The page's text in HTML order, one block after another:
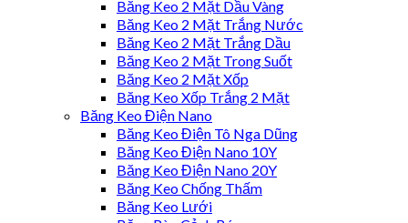
Băng Keo 2 Mặt Dầu Vàng
Băng Keo 2 Mặt Trắng Nước
Băng Keo 2 Mặt Trắng Dầu
Băng Keo 2 Mặt Trong Suốt
Băng Keo 2 Mặt Xốp
Băng Keo Xốp Trắng 2 Mặt
Băng Keo Điện Nano
Băng Keo Điện Tô Nga Dũng
Băng Keo Điện Nano 10Y
Băng Keo Điện Nano 20Y
Băng Keo Chống Thấm
Băng Keo Lưới